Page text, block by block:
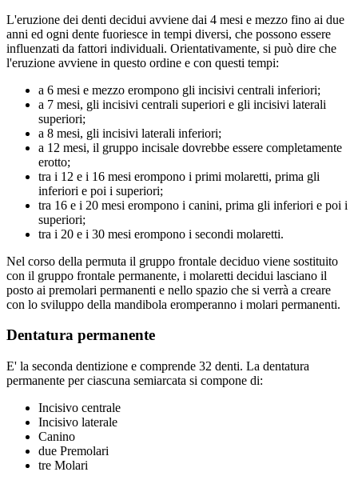
L'eruzione dei denti decidui avviene dai 4 mesi e mezzo fino ai due
anni ed ogni dente fuoriesce in tempi diversi, che possono essere
influenzati da fattori individuali. Orientativamente, si può dire che
l'eruzione avviene in questo ordine e con questi tempi:
a 6 mesi e mezzo erompono gli incisivi centrali inferiori;
a 7 mesi, gli incisivi centrali superiori e gli incisivi laterali
superiori;
a 8 mesi, gli incisivi laterali inferiori;
a 12 mesi, il gruppo incisale dovrebbe essere completamente
erotto;
tra i 12 e i 16 mesi erompono i primi molaretti, prima gli
inferiori e poi i superiori;
tra 16 e i 20 mesi erompono i canini, prima gli inferiori e poi i
superiori;
tra i 20 e i 30 mesi erompono i secondi molaretti.
Nel corso della permuta il gruppo frontale deciduo viene sostituito
con il gruppo frontale permanente, i molaretti decidui lasciano il
posto ai premolari permanenti e nello spazio che si verrà a creare
con lo sviluppo della mandibola eromperanno i molari permanenti.
Dentatura permanente
E' la seconda dentizione e comprende 32 denti. La dentatura
permanente per ciascuna semiarcata si compone di:
Incisivo centrale
Incisivo laterale
Canino
due Premolari
tre Molari